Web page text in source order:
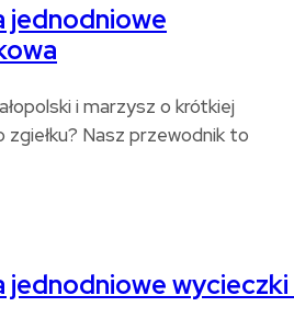
jednodniowe
i marzysz o krótkiej
Nasz przewodnik to
jednodniowe